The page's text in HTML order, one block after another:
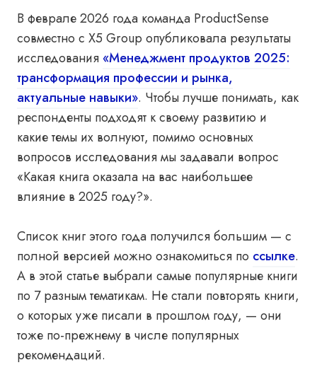
В феврале 2026 года команда ProductSense
совместно с X5 Group опубликовала результаты
исследования«Менеджмент продуктов 2025:
трансформация профессии и рынка,
актуальные навыки». Чтобы лучше понимать, как
респонденты подходят к своему развитию и
какие темы их волнуют, помимо основных
вопросов исследования мы задавали вопрос
«Какая книга оказала на вас наибольшее
влияние в 2025 году?».
Список книг этого года получился большим — с
полной версией можно ознакомиться по ссылке.
А в этой статье выбрали самые популярные книги
по 7 разным тематикам. Не стали повторять книги,
о которых уже писали в прошлом году, — они
тоже по-прежнему в числе популярных
рекомендаций.